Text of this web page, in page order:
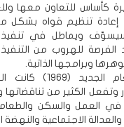
كأساس للتعاون معها
إعادة تنظيم قواه بشكل
سيسوّف ويماطل في تنفيذ
للهروب من
وبرامجها الذاتية.
وفي مطلع العام
وتفعل الكثير من
في العمل والسكن والطعام
والعدالة الاجتماعية والنهضة